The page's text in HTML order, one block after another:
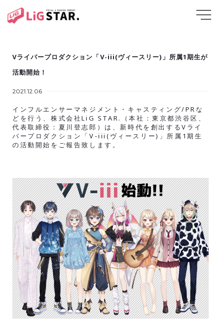
Vライバープロダクション「V-iii(ヴィースリー)」所属1期生が
活動開始！
2021.12.06
インフルエンサーマネジメント・キャスティング/PRな
どを行う、株式会社LiG STAR.（本社：東京都渋谷区、
代表取締役：夏川登志郎）は、新時代を創出するVライ
バープロダクション「V-iii(ヴィースリー)」所属1期生
の活動開始をご報告致します。